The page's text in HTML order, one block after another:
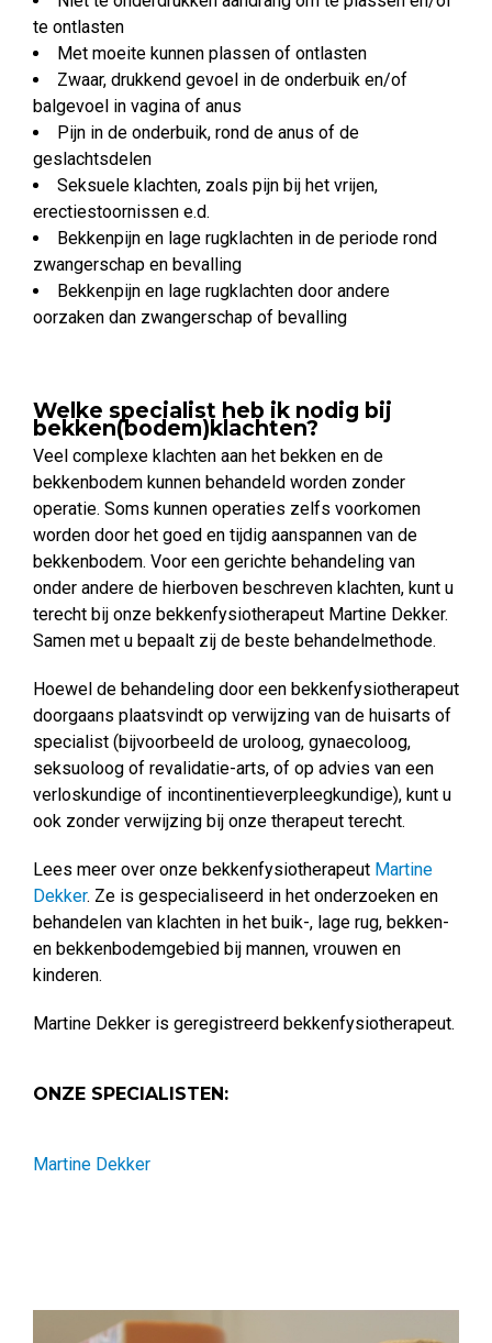
te ontlasten
Met moeite kunnen plassen of ontlasten
Zwaar, drukkend gevoel in de onderbuik en/of
balgevoel in vagina of anus
Pijn in de onderbuik, rond de anus of de
geslachtsdelen
Seksuele klachten, zoals pijn bij het vrijen,
erectiestoornissen e.d.
Bekkenpijn en lage rugklachten in de periode rond
zwangerschap en bevalling
Bekkenpijn en lage rugklachten door andere
oorzaken dan zwangerschap of bevalling
Welke specialist heb ik nodig bij
bekken(bodem)klachten?
Veel complexe klachten aan het bekken en de
bekkenbodem kunnen behandeld worden zonder
operatie. Soms kunnen operaties zelfs voorkomen
worden door het goed en tijdig aanspannen van de
bekkenbodem. Voor een gerichte behandeling van
onder andere de hierboven beschreven klachten, kunt u
terecht bij onze bekkenfysiotherapeut Martine Dekker.
Samen met u bepaalt zij de beste behandelmethode.
Hoewel de behandeling door een bekkenfysiotherapeut
doorgaans plaatsvindt op verwijzing van de huisarts of
specialist (bijvoorbeeld de uroloog, gynaecoloog,
seksuoloog of revalidatie-arts, of op advies van een
verloskundige of incontinentieverpleegkundige), kunt u
ook zonder verwijzing bij onze therapeut terecht.
Lees meer over onze bekkenfysiotherapeut Martine
Dekker. Ze is gespecialiseerd in het onderzoeken en
behandelen van klachten in het buik-, lage rug, bekken-
en bekkenbodemgebied bij mannen, vrouwen en
kinderen.
Martine Dekker is geregistreerd bekkenfysiotherapeut.
ONZE SPECIALISTEN:
Martine Dekker